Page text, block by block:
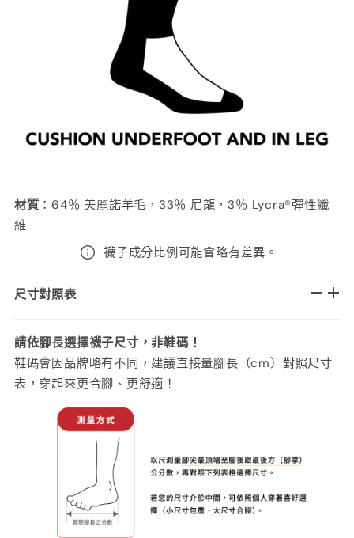
材質 ：64％ 美麗諾羊毛，33％ 尼龍，3％ Lycra®彈性纖
維
襪子成分比例可能會略有差異。
尺寸對照表
請依腳長選擇襪子尺寸，非鞋碼！
鞋碼會因品牌略有不同，建議直接量腳長（cm）對照尺寸
表，穿起來更合腳、更舒適！